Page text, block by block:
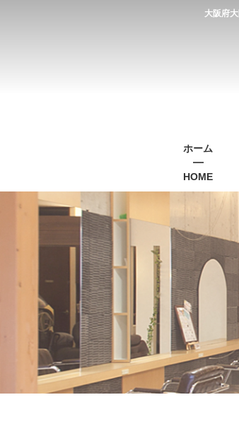
大阪府
ホーム
HOME